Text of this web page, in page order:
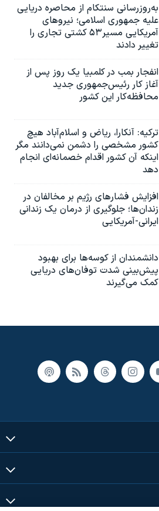
به‌روزرسانی سنتکام از محاصره دریایی
علیه جمهوری اسلامی؛ نیروهای
آمریکایی مسیر۵۳ کشتی تجاری را
تغییر دادند
انفجار بمب‌‌ در کلمبیا یک روز پس از
آغاز کار رئیس‌جمهوری جدید
محافظه‌کار این کشور
ترکیه: آنکارا، ریاض و اسلام‌آباد هیچ
کشور مشخصی را دشمن نمی‌دانند مگر
اینکه آن کشور اقدام خصمانه‌ای انجام
دهد
افزایش فشارهای رژیم بر مخالفان در
زندان‌ها؛ جلوگیری از درمان یک زندانی
ایرانی-آمریکایی
دانشمندان از کوسه‌ها برای بهبود
پیش‌بینی شدت توفان‌های دریایی
کمک می‌گیرند